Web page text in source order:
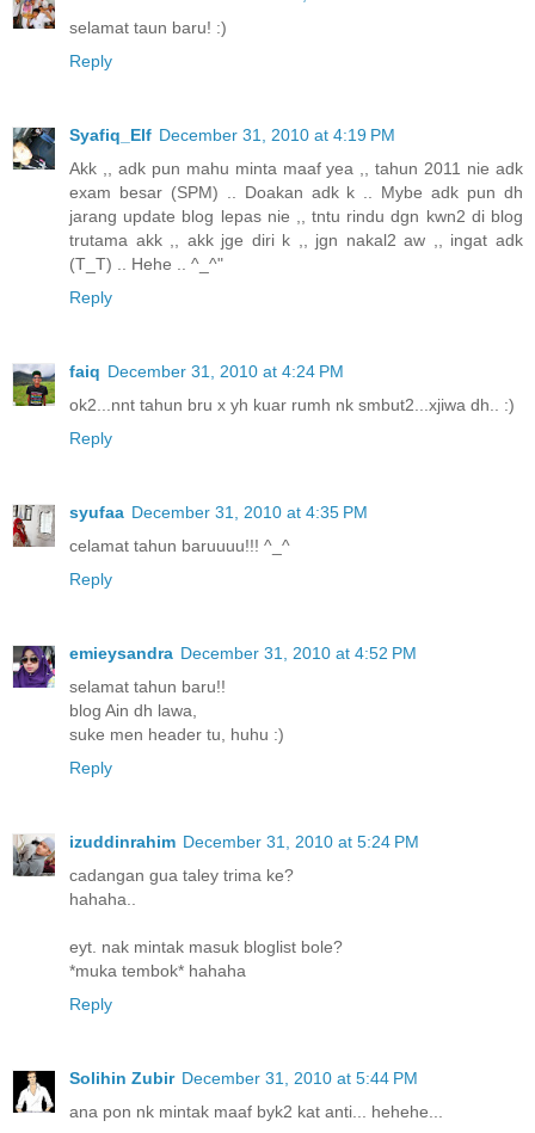
selamat taun baru! :)
Reply
Syafiq_Elf December 31, 2010 at 4:19 PM
Akk ,, adk pun mahu minta maaf yea ,, tahun 2011 nie adk
exam besar (SPM) .. Doakan adk k .. Mybe adk pun dh
jarang update blog lepas nie ,, tntu rindu dgn kwn2 di blog
trutama akk ,, akk jge diri k ,, jgn nakal2 aw ,, ingat adk
(T_T) .. Hehe .. ^_^"
Reply
faiq December 31, 2010 at 4:24 PM
ok2...nnt tahun bru x yh kuar rumh nk smbut2...xjiwa dh.. :)
Reply
syufaa December 31, 2010 at 4:35 PM
celamat tahun baruuuu!!! ^_^
Reply
emieysandra December 31, 2010 at 4:52 PM
selamat tahun baru!!
blog Ain dh lawa,
suke men header tu, huhu :)
Reply
izuddinrahim December 31, 2010 at 5:24 PM
cadangan gua taley trima ke?
hahaha..
eyt. nak mintak masuk bloglist bole?
*muka tembok* hahaha
Reply
Solihin Zubir December 31, 2010 at 5:44 PM
ana pon nk mintak maaf byk2 kat anti... hehehe...